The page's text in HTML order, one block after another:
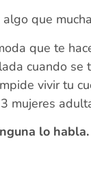
que
que te
cuando
vivir tu
mujeres
lo habla.